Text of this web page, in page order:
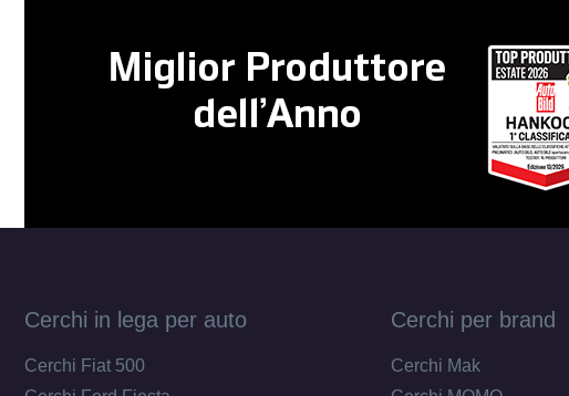
Cerchi in lega per auto
Cerchi Fiat 500
Cerchi per brand
Cerchi Mak